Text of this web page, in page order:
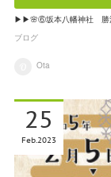
▶▶🌸⑥坂本八幡神社 勝
ブログ
Ota
25
Feb2023